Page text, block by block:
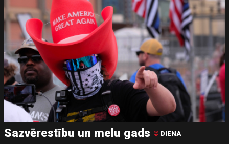
Sazvērestību un melu gads © DIENA